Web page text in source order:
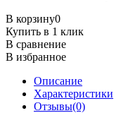
В корзину0
Купить в 1 клик
В сравнение
В избранное
Описание
Характеристики
Отзывы(0)